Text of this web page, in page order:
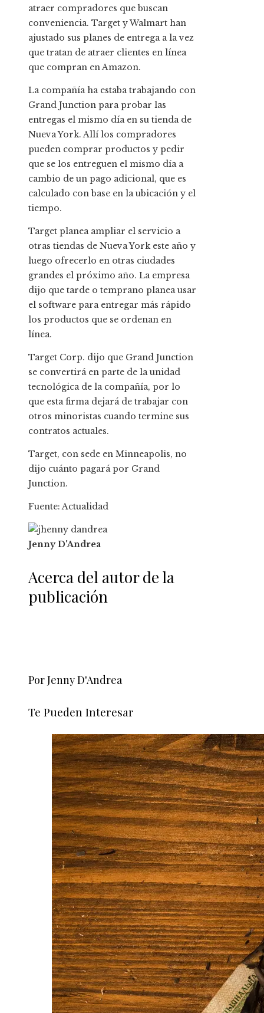
atraer compradores que buscan
conveniencia. Target y Walmart han
ajustado sus planes de entrega a la vez
que tratan de atraer clientes en línea
que compran en Amazon.
La compañía ha estaba trabajando con
Grand Junction para probar las
entregas el mismo día en su tienda de
Nueva York. Allí los compradores
pueden comprar productos y pedir
que se los entreguen el mismo día a
cambio de un pago adicional, que es
calculado con base en la ubicación y el
tiempo.
Target planea ampliar el servicio a
otras tiendas de Nueva York este año y
luego ofrecerlo en otras ciudades
grandes el próximo año. La empresa
dijo que tarde o temprano planea usar
el software para entregar más rápido
los productos que se ordenan en
línea.
Target Corp. dijo que Grand Junction
se convertirá en parte de la unidad
tecnológica de la compañía, por lo
que esta firma dejará de trabajar con
otros minoristas cuando termine sus
contratos actuales.
Target, con sede en Minneapolis, no
dijo cuánto pagará por Grand
Junction.
Fuente: Actualidad
Jenny D'Andrea
Acerca del autor de la
publicación
Por Jenny D'Andrea
Te Pueden Interesar